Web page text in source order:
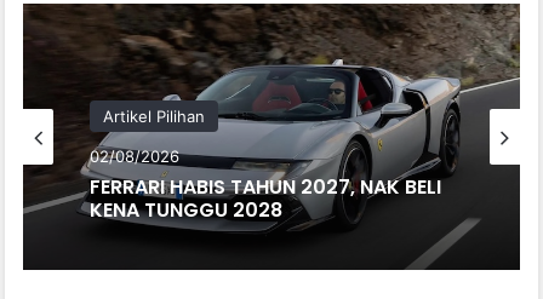
Artikel Pilihan
02/08/2026
FERRARI HABIS TAHUN 2027, NAK BELI
KENA TUNGGU 2028